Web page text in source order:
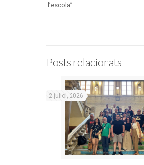
l’escola”.
Posts relacionats
2 juliol, 2026